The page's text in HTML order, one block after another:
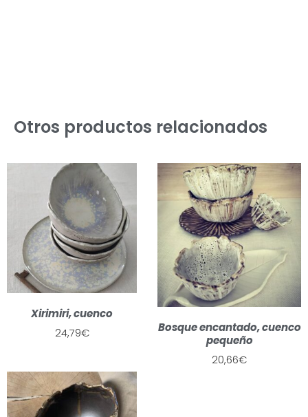
Otros productos relacionados
Xirimiri, cuenco
24,79€
Bosque encantado, cuenco
pequeño
20,66€